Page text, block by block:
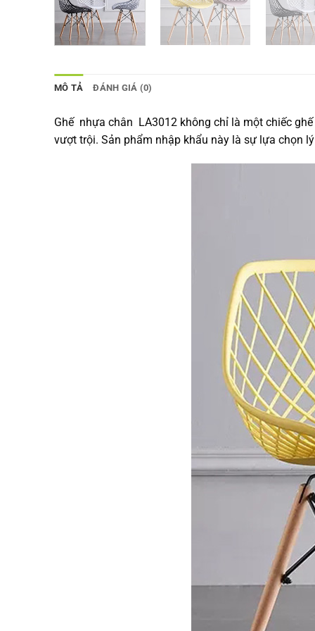
MÔ TẢ ĐÁNH GIÁ (0)
Ghế nhựa chân LA3012 không chỉ là một chiếc
vượt trội. Sản phẩm nhập khẩu này là sự lựa chọn